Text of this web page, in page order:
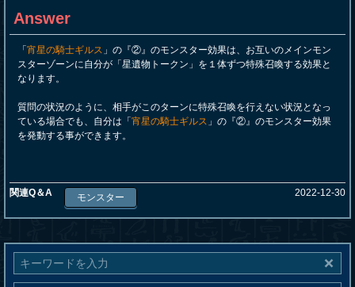
Answer
「 宵星の騎士ギルス 」の『②』のモンスター効果は、お互いのメインモン
スターゾーンに自分が「星遺物トークン」を１体ずつ特殊召喚する効果と
なります。
質問の状況のように、相手がこのターンに特殊召喚を行えない状況となっ
ている場合でも、自分は「 宵星の騎士ギルス 」の『②』のモンスター効果
を発動する事ができます。
関連Q＆A モンスター 2022-12-30